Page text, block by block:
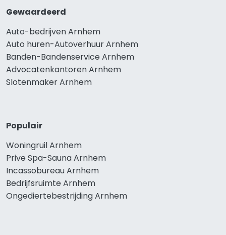
Gewaardeerd
Auto-bedrijven Arnhem
Auto huren-Autoverhuur Arnhem
Banden-Bandenservice Arnhem
Advocatenkantoren Arnhem
Slotenmaker Arnhem
Populair
Woningruil Arnhem
Prive Spa-Sauna Arnhem
Incassobureau Arnhem
Bedrijfsruimte Arnhem
Ongediertebestrijding Arnhem